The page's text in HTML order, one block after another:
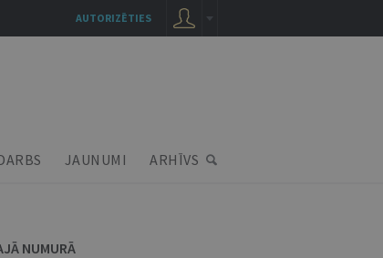
JAUNUMI ARHĪVS
NUMURĀ
AUTORIZĒTIES